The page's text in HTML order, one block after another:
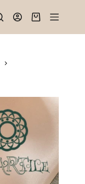
Shopping